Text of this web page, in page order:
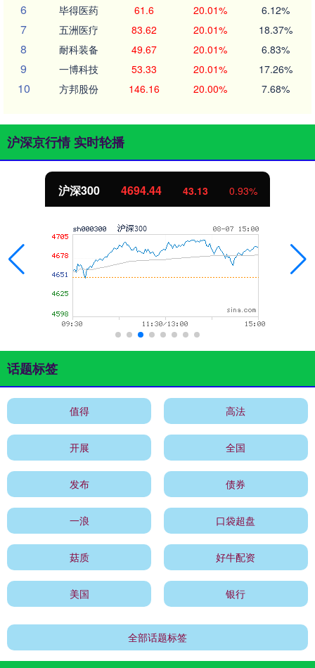
6 毕得医药 61.6 20.01% 6.12%
7 五洲医疗 83.62 20.01% 18.37%
8 耐科装备 49.67 20.01% 6.83%
9 一博科技 53.33 20.01% 17.26%
10 方邦股份 146.16 20.00% 7.68%
沪深京行情 实时轮播
北证50 1134.24 11.37 1.01%
话题标签
值得 高法
开展 全国
发布 债券
一浪 口袋超盘
菇质 好牛配资
美国 银行
全部话题标签